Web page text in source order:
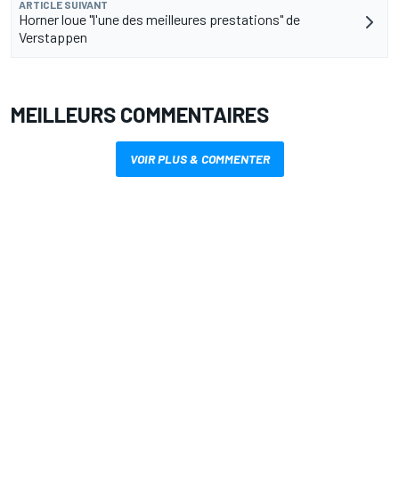
ARTICLE SUIVANT
Horner loue "l'une des meilleures prestations" de
Verstappen
MEILLEURS COMMENTAIRES
VOIR PLUS & COMMENTER